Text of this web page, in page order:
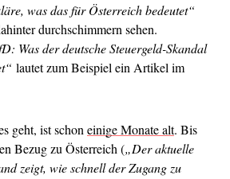
was das für Österreich bedeutet“
durchschimmern sehen.
Was der deutsche Steuergeld-Skandal
lautet zum Beispiel ein Artikel im
geht, ist schon einige Monate alt. Bis
Bezug zu Österreich („Der aktuelle
zeigt, wie schnell der Zugang zu